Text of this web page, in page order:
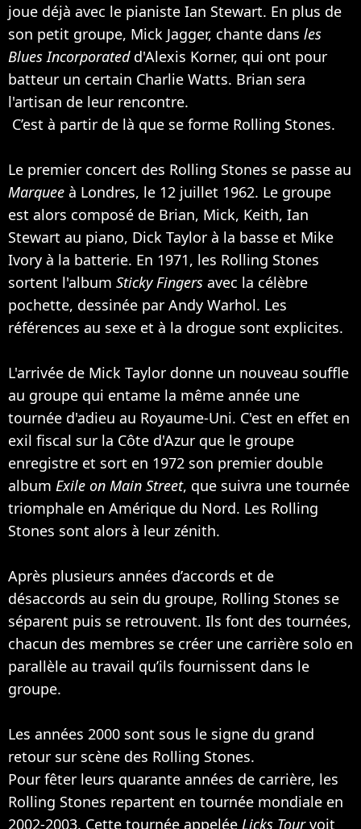
joue déjà avec le pianiste Ian Stewart. En plus de
son petit groupe, Mick Jagger, chante dans les
Blues Incorporatedd'Alexis Korner, qui ont pour
batteur un certain Charlie Watts. Brian sera
l'artisan de leur rencontre.
C’est à partir de là que se forme Rolling Stones.
Le premier concert des Rolling Stones se passe au
Marquee à Londres, le 12 juillet 1962. Le groupe
est alors composé de Brian, Mick, Keith, Ian
Stewart au piano, Dick Taylor à la basse et Mike
Ivory à la batterie. En 1971, les Rolling Stones
sortent l'album Sticky Fingers avec la célèbre
pochette, dessinée par Andy Warhol. Les
références au sexe et à la drogue sont explicites.
L'arrivée de Mick Taylor donne un nouveau souffle
au groupe qui entame la même année une
tournée d'adieu au Royaume-Uni. C'est en effet en
exil fiscal sur la Côte d'Azur que le groupe
enregistre et sort en 1972 son premier double
album Exile on Main Street, que suivra une tournée
triomphale en Amérique du Nord. Les Rolling
Stones sont alors à leur zénith.
Après plusieurs années d’accords et de
désaccords au sein du groupe, Rolling Stones se
séparent puis se retrouvent. Ils font des tournées,
chacun des membres se créer une carrière solo en
parallèle au travail qu’ils fournissent dans le
groupe.
Les années 2000 sont sous le signe du grand
retour sur scène des Rolling Stones.
Pour fêter leurs quarante années de carrière, les
Rolling Stones repartent en tournée mondiale en
2002-2003. Cette tournée appelée Licks Tourvoit